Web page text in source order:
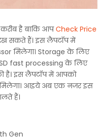
है बाकि आपCheck Price
सकते हैं। इस लैपटॉप में
मिलेगा। Storage के लिए
SSD fast processing के लिए
है। इस लैपटॉप में आपको
आइये अब एक नजर इस
हैं।
Gen